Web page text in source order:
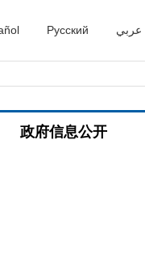
Русский عربي
政府信息公开